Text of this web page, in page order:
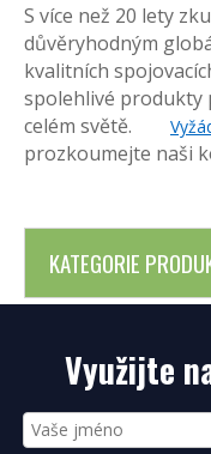
S více než 20 lety
důvěryhodným
kvalitních
spolehlivé produkty
celém světě.
prozkoumejte naši
KATEGORIE
Využijte